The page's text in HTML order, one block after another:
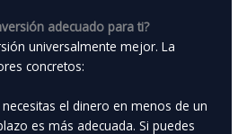
adecuado para ti?
universalmente mejor. La
concretos:
necesitas el dinero en menos de un
es más adecuada. Si puedes